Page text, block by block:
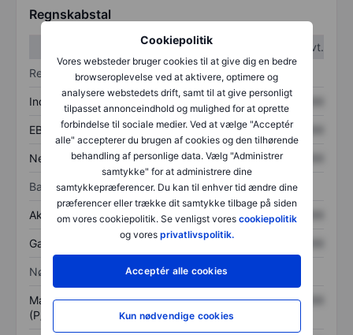
Cookiepolitik
Vores websteder bruger cookies til at give dig en bedre
browseroplevelse ved at aktivere, optimere og
analysere webstedets drift, samt til at give personligt
tilpasset annonceindhold og mulighed for at oprette
forbindelse til sociale medier. Ved at vælge "Acceptér
alle" accepterer du brugen af cookies og den tilhørende
behandling af personlige data. Vælg "Administrer
samtykke" for at administrere dine
samtykkepræferencer. Du kan til enhver tid ændre dine
præferencer eller trække dit samtykke tilbage på siden
om vores cookiepolitik. Se venligst vores cookiepolitik
og vores privatlivspolitik.
Acceptér alle cookies
Kun nødvendige cookies
Regnskabstal
1. kvt.
2. kvt.
Resultatopgørelse
Indtægter XXXXXXX XXXXXXX
EBITDA XXXXXXX XXXXXXX
Nettoresultat XXXXXXX XXXXXXX
Balance
Aktiver i alt XXXXXXX XXXXXXX
Gæld XXXXXXX
Nøgletal
Markedsværdi/omsætning
(P/S)
XXXXXXX XXXXXXX